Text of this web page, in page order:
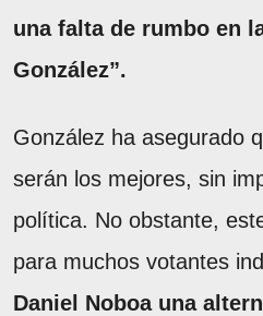
una falta de rumbo en
González”.
González ha asegurado
serán los mejores, sin
política. No obstante,
para muchos votantes
Daniel Noboa una